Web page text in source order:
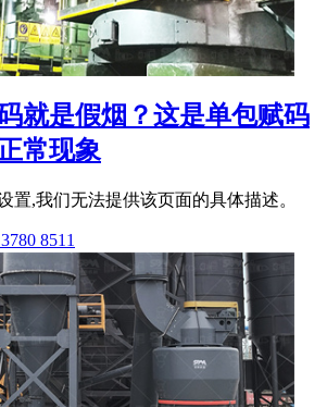
就是假烟？这是单包赋码
常现象
置,我们无法提供该页面的具体描述。
8511